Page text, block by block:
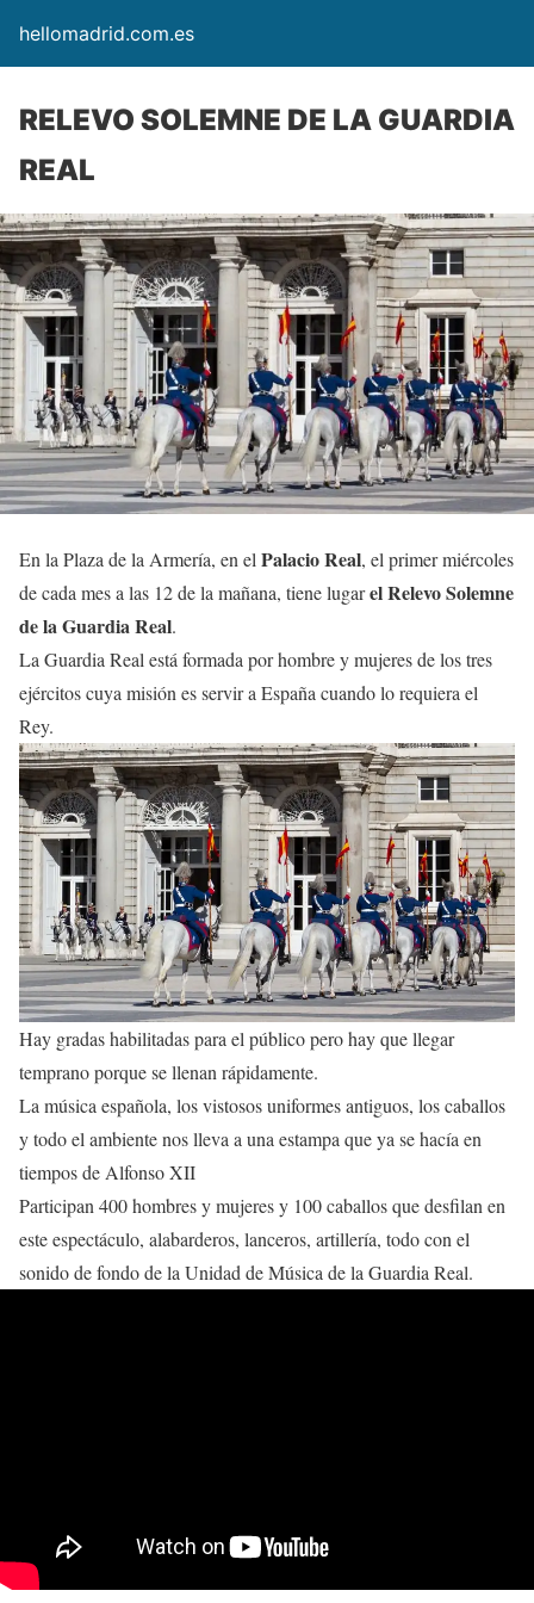
hellomadrid.com.es
RELEVO SOLEMNE DE LA GUARDIA
REAL
En la Plaza de la Armería, en el Palacio Real, el primer miércoles
de cada mes a las 12 de la mañana, tiene lugarel Relevo Solemne
de la Guardia Real.
La Guardia Real está formada por hombre y mujeres de los tres
ejércitos cuya misión es servir a España cuando lo requiera el
Rey.
Hay gradas habilitadas para el público pero hay que llegar
temprano porque se llenan rápidamente.
La música española, los vistosos uniformes antiguos, los caballos
y todo el ambiente nos lleva a una estampa que ya se hacía en
tiempos de Alfonso XII
Participan 400 hombres y mujeres y 100 caballos que desfilan en
este espectáculo, alabarderos, lanceros, artillería, todo con el
sonido de fondo de la Unidad de Música de la Guardia Real.